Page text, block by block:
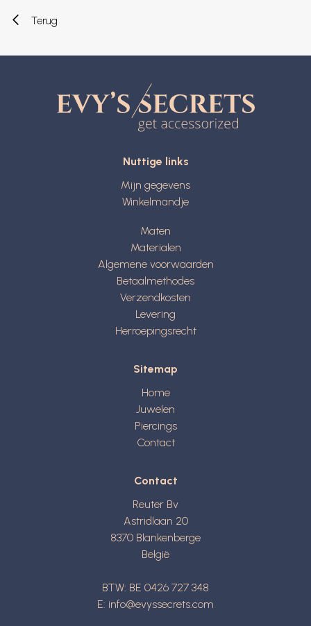
Terug
Nuttige links
Mijn gegevens
Winkelmandje
Maten
Materialen
Algemene voorwaarden
Betaalmethodes
Verzendkosten
Levering
Herroepingsrecht
Sitemap
Home
Juwelen
Piercings
Contact
Contact
Reuter Bv
Astridlaan 20
8370 Blankenberge
België
BTW: BE 0426 727 348
E: info@evyssecrets.com